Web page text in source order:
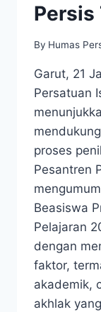
Persis
By Humas
Garut, 21
Persatuan
proses
Pesantren
Beasiswa
Pelajaran
dengan
faktor,
akademik,
akhlak